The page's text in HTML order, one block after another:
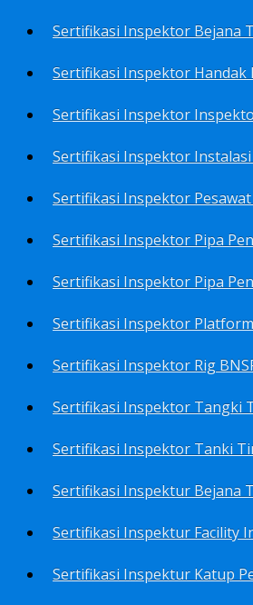
Sertifikasi Inspektor Bejana
Sertifikasi Inspektor Handak
Sertifikasi Inspektor Instalasi
Sertifikasi Inspektor
Sertifikasi Inspektor Pipa
Sertifikasi Inspektor
Sertifikasi Inspektor Rig
Sertifikasi Inspektor Tangki
Sertifikasi Inspektur Bejana
Sertifikasi Inspektur Katup